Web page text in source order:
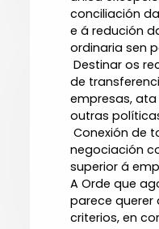
conciliación
e á redución
ordinaria sen
 Destinar os
de
empresas,
outras
 Conexión
negociación
superior á
A Orde que
parece querer
criterios, en